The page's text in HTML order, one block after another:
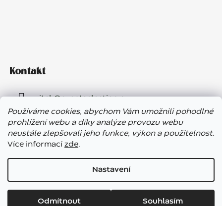
Používáme cookies, abychom Vám umožnili pohodlné
prohlížení webu a díky analýze provozu webu
neustále zlepšovali jeho funkce, výkon a použitelnost.
Více informací zde.
Nastavení
Odmítnout Souhlasím
Vážení zákazníci, ve dnech 7. – 13. 8. bude náš showroom
uzavřen. E-shop funguje bez přerušení, expedice objednávek
Kontakt
vitek@eventselection.cz
+420 602 410 657
Vytvořil Shoptet
Copyright 2026Garden Paradise Roztoky. Všechna